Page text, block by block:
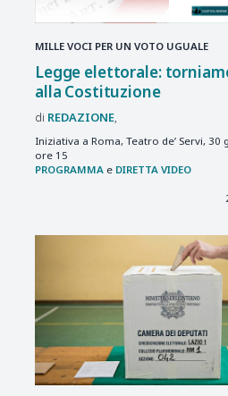
MILLE VOCI PER UN VOTO UGUALE
Legge elettorale:
alla Costituzione
REDAZIONE
Iniziativa a Roma, Teatro de’ Servi, 30
ore 15
PROGRAMMA e DIRETTA VIDEO